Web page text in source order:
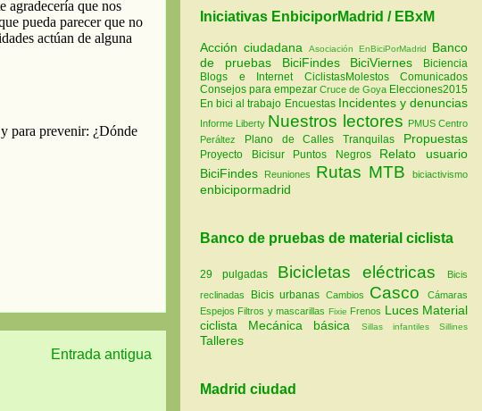
Entrada antigua
Iniciativas EnbiciporMadrid / EBxM
Acción ciudadana Asociación EnBiciPorMadrid
Banco
de pruebas
BiciFindes BiciViernes
Biciencia
Blogs e Internet
CiclistasMolestos
Comunicados
Consejos para empezar Cruce de Goya Elecciones2015
En bici al trabajo Encuestas Incidentes y denuncias
Informe Liberty Nuestros lectores
PMUS Centro
Peráltez
Plano de Calles Tranquilas Propuestas
Proyecto Bicisur Puntos Negros
Relato usuario
BiciFindes
Reuniones Rutas MTB biciactivismo
enbicipormadrid
Banco de pruebas de material ciclista
29 pulgadas Bicicletas eléctricas
Bicis
reclinadas
Bicis urbanas Cambios Casco
Cámaras
Espejos Filtros y mascarillas Fixie Frenos Luces Material
ciclista
Mecánica básica Sillas infantiles Sillines
Talleres
Madrid ciudad